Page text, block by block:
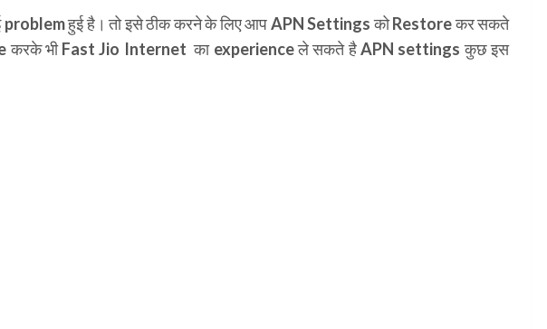
problem हुई है। तो इसे ठीक करने के लिए आप APN Settings को Restore कर सकते
करके भी Fast Jio Internet का experience ले सकते है APN settings कुछ इस